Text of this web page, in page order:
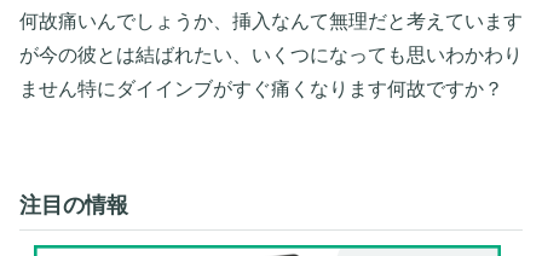
何故痛いんでしょうか、挿入なんて無理だと考えています
が今の彼とは結ばれたい、いくつになっても思いわかわり
ません特にダイインブがすぐ痛くなります何故ですか？
注目の情報